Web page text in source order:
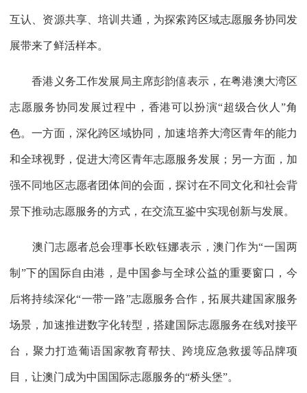
互认、资源共享、培训共通，为探索跨区域志愿服务协同发
展带来了鲜活样本。
香港义务工作发展局主席彭韵僖表示，在粤港澳大湾区
志愿服务协同发展过程中，香港可以扮演“超级合伙人”角
色。一方面，深化跨区域协同，加速培养大湾区青年的能力
和全球视野，促进大湾区青年志愿服务发展；另一方面，加
强不同地区志愿者团体间的会面，探讨在不同文化和社会背
景下推动志愿服务的方式，在交流互鉴中实现创新与发展。
澳门志愿者总会理事长欧钰娜表示，澳门作为“一国两
制”下的国际自由港，是中国参与全球公益的重要窗口，今
后将持续深化“一带一路”志愿服务合作，拓展共建国家服务
场景，加速推进数字化转型，搭建国际志愿服务在线对接平
台，聚力打造葡语国家教育帮扶、跨境应急救援等品牌项
目，让澳门成为中国国际志愿服务的“桥头堡”。